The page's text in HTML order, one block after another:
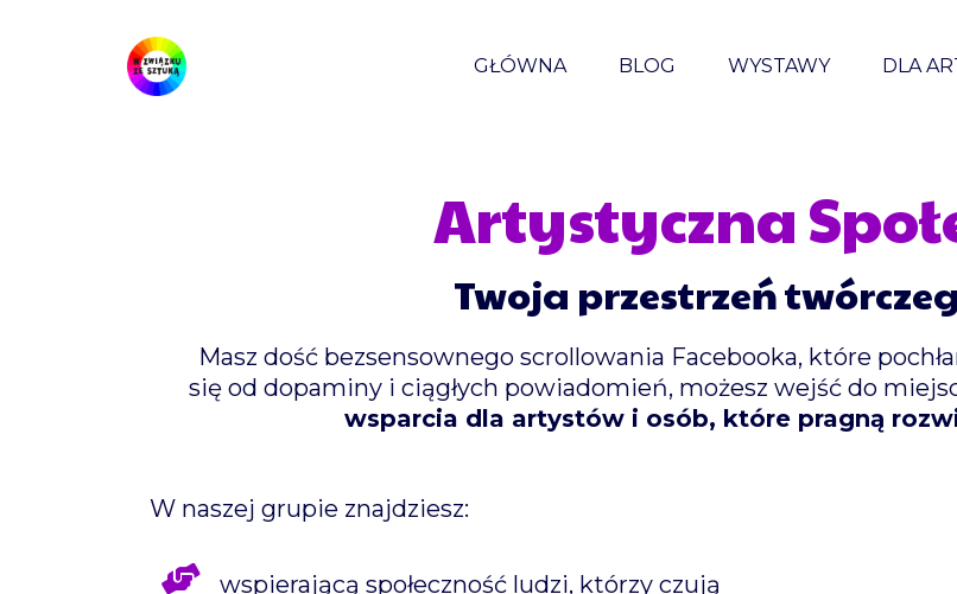
GŁÓWNA BLOG WYSTAWY DLA
Artystyczna
Twoja przestrzeń
Masz dość bezsensownego scrollowania Facebooka, które
się od dopaminy i ciągłych powiadomień, możesz wejść do
wsparcia dla artystów i osób, które pragną
W naszej grupie znajdziesz:
wspierającą społeczność ludzi, którzy czują